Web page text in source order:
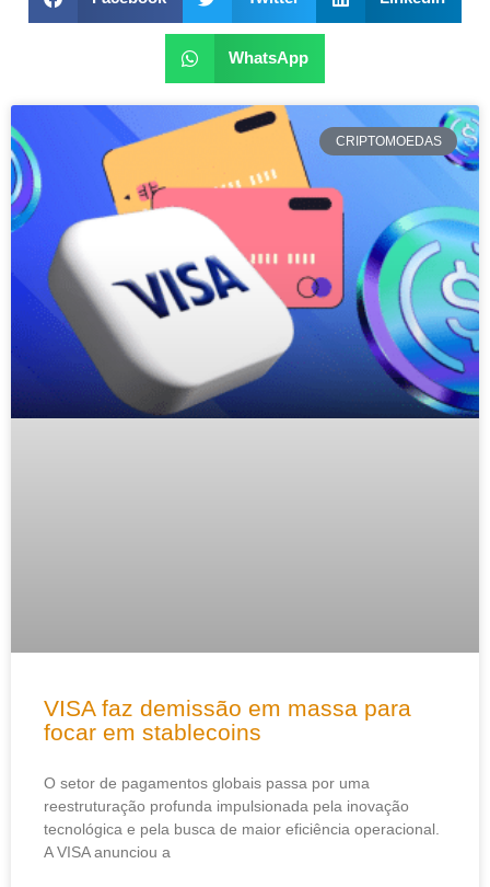
WhatsApp
CRIPTOMOEDAS
VISA faz demissão em massa para
focar em stablecoins
O setor de pagamentos globais passa por uma
reestruturação profunda impulsionada pela inovação
tecnológica e pela busca de maior eficiência operacional.
A VISA anunciou a